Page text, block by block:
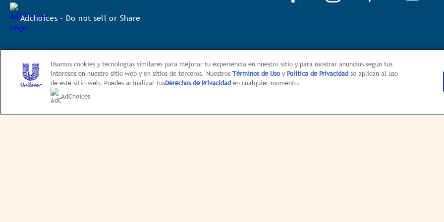
Adchoices - Do not sell or Share
Usamos cookies y tecnologías similares para mejorar tu experiencia en nuestro sitio y para mostrar anuncios según tus
intereses en nuestro sitio web y en sitios de terceros. Nuestros Términos de Uso y Política de Privacidad se aplican al uso
de este sitio web. Puedes actualizar tusDerechos de Privacidad en cualquier momento.
AdChoices